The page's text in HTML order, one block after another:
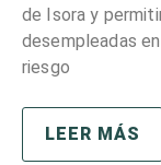
de Isora y
desempleadas
riesgo
LEER MÁS